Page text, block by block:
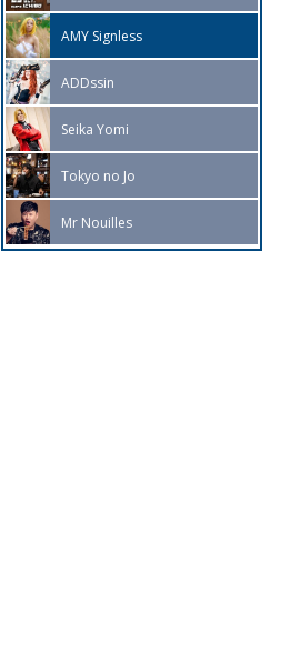
AMY Signless
ADDssin
Seika Yomi
Tokyo no Jo
Mr Nouilles